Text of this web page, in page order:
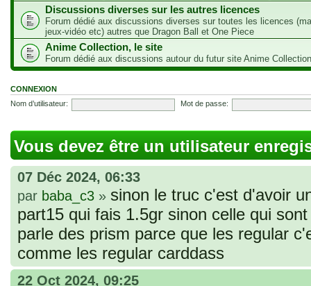
Discussions diverses sur les autres licences
Forum dédié aux discussions diverses sur toutes les licences
jeux-vidéo etc) autres que Dragon Ball et One Piece
Anime Collection, le site
Forum dédié aux discussions autour du futur site Anime Collection
CONNEXION
Nom d’utilisateur:
Mot de passe:
Vous devez être un utilisateur
07 Déc 2024, 06:33
par baba_c3 » sinon le truc c'est d'avoir
part15 qui fais 1.5gr sinon celle qui
parle des prism parce que les regular
comme les regular carddass
22 Oct 2024, 09:25